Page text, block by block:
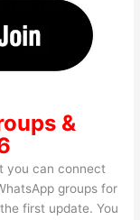
&
you can connect
groups for
first update. You